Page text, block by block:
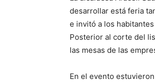
desarrollar está feria
e invitó a los
Posterior al corte del
las mesas de las
En el evento